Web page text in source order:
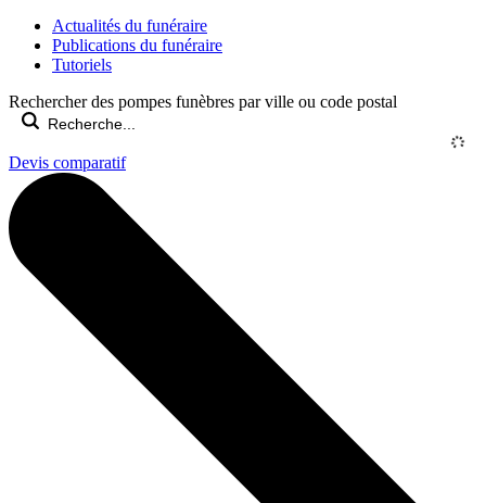
Actualités du funéraire
Publications du funéraire
Tutoriels
Rechercher des pompes funèbres par ville ou code postal
Devis comparatif